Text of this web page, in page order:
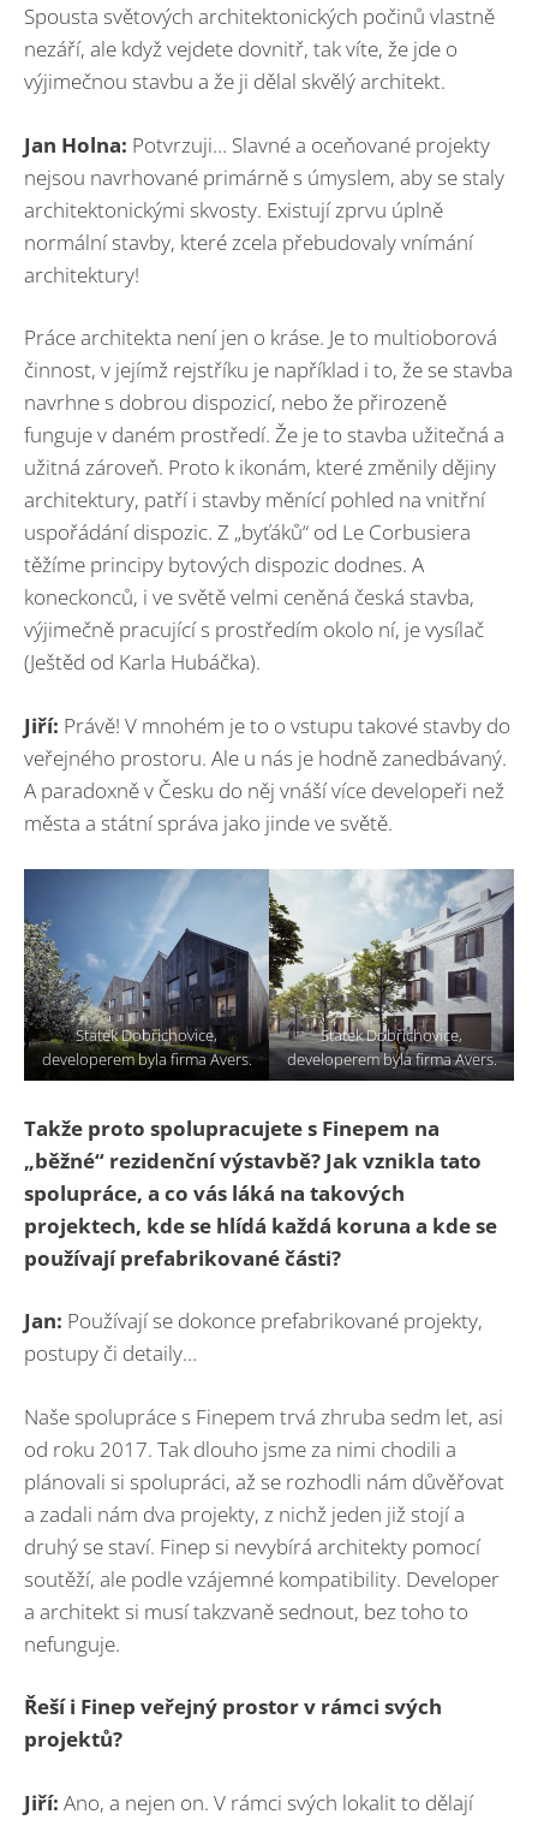
Spousta světových architektonických počinů vlastně
nezáří, ale když vejdete dovnitř, tak víte, že jde o
výjimečnou stavbu a že ji dělal skvělý architekt.
Jan Holna: Potvrzuji… Slavné a oceňované projekty
nejsou navrhované primárně s úmyslem, aby se staly
architektonickými skvosty. Existují zprvu úplně
normální stavby, které zcela přebudovaly vnímání
architektury!
Práce architekta není jen o kráse. Je to multioborová
činnost, v jejímž rejstříku je například i to, že se stavba
navrhne s dobrou dispozicí, nebo že přirozeně
funguje v daném prostředí. Že je to stavba užitečná a
užitná zároveň. Proto k ikonám, které změnily dějiny
architektury, patří i stavby měnící pohled na vnitřní
uspořádání dispozic. Z „byťáků“ od Le Corbusiera
těžíme principy bytových dispozic dodnes. A
koneckonců, i ve světě velmi ceněná česká stavba,
výjimečně pracující s prostředím okolo ní, je vysílač
(Ještěd od Karla Hubáčka).
Jiří: Právě! V mnohém je to o vstupu takové stavby do
veřejného prostoru. Ale u nás je hodně zanedbávaný.
A paradoxně v Česku do něj vnáší více developeři než
města a státní správa jako jinde ve světě.
Statek Dobřichovice,
developerem byla firma Avers.
Statek Dobřichovice,
developerem byla firma Avers.
Takže proto spolupracujete s Finepem na
„běžné“ rezidenční výstavbě? Jak vznikla tato
spolupráce, a co vás láká na takových
projektech, kde se hlídá každá koruna a kde se
používají prefabrikované části?
Jan: Používají se dokonce prefabrikované projekty,
postupy či detaily…
Naše spolupráce s Finepem trvá zhruba sedm let, asi
od roku 2017. Tak dlouho jsme za nimi chodili a
plánovali si spolupráci, až se rozhodli nám důvěřovat
a zadali nám dva projekty, z nichž jeden již stojí a
druhý se staví. Finep si nevybírá architekty pomocí
soutěží, ale podle vzájemné kompatibility. Developer
a architekt si musí takzvaně sednout, bez toho to
nefunguje.
Řeší i Finep veřejný prostor v rámci svých
projektů?
Jiří: Ano, a nejen on. V rámci svých lokalit to dělají